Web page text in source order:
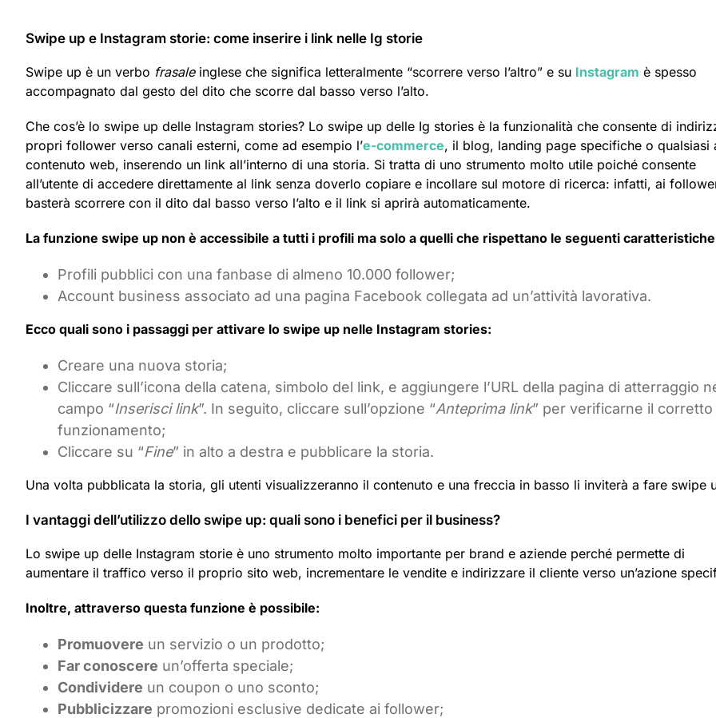
Swipe up e Instagram storie: come inserire i link nelle Ig storie
Swipe up è un verbo frasaleinglese che significa letteralmente “scorrere verso l’altro” e su Instagram è spesso
accompagnato dal gesto del dito che scorre dal basso verso l’alto.
Che cos’è lo swipe up delle Instagram stories? Lo swipe up delle Ig stories è la funzionalità che consente di
propri follower verso canali esterni, come ad esempio l’e-commerce, il blog, landing page specifiche o qualsiasi
contenuto web, inserendo un link all’interno di una storia. Si tratta di uno strumento molto utile poiché consente
all’utente di accedere direttamente al link senza doverlo copiare e incollare sul motore di ricerca: infatti, ai
basterà scorrere con il dito dal basso verso l’alto e il link si aprirà automaticamente.
La funzione swipe up non è accessibile a tutti i profili ma solo a quelli che rispettano le seguenti
Profili pubblici con una fanbase di almeno 10.000 follower;
Account business associato ad una pagina Facebook collegata ad un’attività lavorativa.
Ecco quali sono i passaggi per attivare lo swipe up nelle Instagram stories:
Creare una nuova storia;
Cliccare sull’icona della catena, simbolo del link, e aggiungere l’URL della pagina di atterraggio
campo “Inserisci link”. In seguito, cliccare sull’opzione “Anteprima link” per verificarne il corretto
funzionamento;
Cliccare su “Fine” in alto a destra e pubblicare la storia.
Una volta pubblicata la storia, gli utenti visualizzeranno il contenuto e una freccia in basso li inviterà a fare swipe
I vantaggi dell’utilizzo dello swipe up: quali sono i benefici per il business?
Lo swipe up delle Instagram storie è uno strumento molto importante per brand e aziende perché permette di
aumentare il traffico verso il proprio sito web, incrementare le vendite e indirizzare il cliente verso un’azione
Inoltre, attraverso questa funzione è possibile:
Promuovere un servizio o un prodotto;
Far conoscere un’offerta speciale;
Condividere un coupon o uno sconto;
Pubblicizzare promozioni esclusive dedicate ai follower;